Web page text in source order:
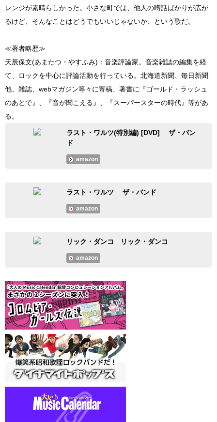
レンジが素晴らしかった。小さな町では、他人の噂話ばかりが広が
るけど、そんなことはどうでもいいじゃないか、という歌だ。
≪著者略歴≫
天辰保文(あまたつ・やすふみ)：音楽評論家。音楽雑誌の編集を経
て、ロックを中心に評論活動を行っている。北海道新聞、毎日新聞
他、雑誌、webマガジン等々に寄稿、著書に『ゴールド・ラッシュ
のあとで』、『音が聞こえる』、『スーパースターの時代』等があ
る。
ラスト・ワルツ(特別編) [DVD] ザ・バン
ド
amazon
ラスト・ワルツ ザ・バンド
amazon
リック・ダンコ リック・ダンコ
amazon